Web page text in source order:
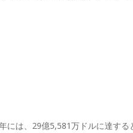
は、29億5,581万ドルに達する